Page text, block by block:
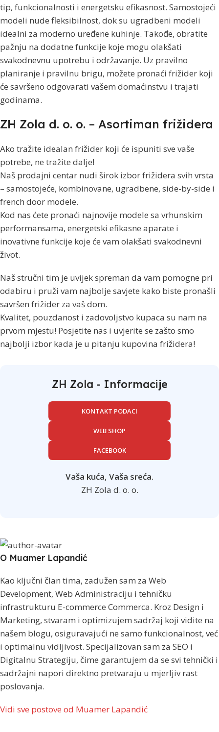
tip, funkcionalnosti i energetsku efikasnost. Samostojeći
modeli nude fleksibilnost, dok su ugradbeni modeli
idealni za moderno uređene kuhinje. Takođe, obratite
pažnju na dodatne funkcije koje mogu olakšati
svakodnevnu upotrebu i održavanje. Uz pravilno
planiranje i pravilnu brigu, možete pronaći frižider koji
će savršeno odgovarati vašem domaćinstvu i trajati
godinama.
ZH Zola d. o. o. – Asortiman frižidera
Ako tražite idealan frižider koji će ispuniti sve vaše
potrebe, ne tražite dalje!
Naš prodajni centar nudi širok izbor frižidera svih vrsta
– samostojeće, kombinovane, ugradbene, side-by-side i
french door modele.
Kod nas ćete pronaći najnovije modele sa vrhunskim
performansama, energetski efikasne aparate i
inovativne funkcije koje će vam olakšati svakodnevni
život.
Naš stručni tim je uvijek spreman da vam pomogne pri
odabiru i pruži vam najbolje savjete kako biste pronašli
savršen frižider za vaš dom.
Kvalitet, pouzdanost i zadovoljstvo kupaca su nam na
prvom mjestu! Posjetite nas i uvjerite se zašto smo
najbolji izbor kada je u pitanju kupovina frižidera!
ZH Zola - Informacije
KONTAKT PODACI
WEB SHOP
FACEBOOK
Vaša kuća, Vaša sreća.
ZH Zola d. o. o.
O Muamer Lapandić
Kao ključni član tima, zadužen sam za Web
Development, Web Administraciju i tehničku
infrastrukturu E-commerce Commerca. Kroz Design i
Marketing, stvaram i optimizujem sadržaj koji vidite na
našem blogu, osiguravajući ne samo funkcionalnost, već
i optimalnu vidljivost. Specijalizovan sam za SEO i
Digitalnu Strategiju, čime garantujem da se svi tehnički i
sadržajni napori direktno pretvaraju u mjerljiv rast
poslovanja.
Vidi sve postove od Muamer Lapandić